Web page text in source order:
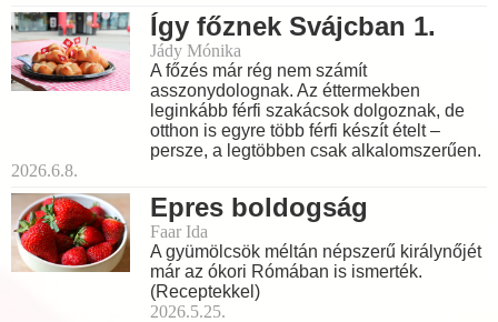
Így főznek Svájcban 1.
Jády Mónika
A főzés már rég nem számít
asszonydolognak. Az éttermekben
leginkább férfi szakácsok dolgoznak, de
otthon is egyre több férfi készít ételt –
persze, a legtöbben csak alkalomszerűen.
2026.6.8.
Epres boldogság
Faar Ida
A gyümölcsök méltán népszerű királynőjét
már az ókori Rómában is ismerték.
(Receptekkel)
2026.5.25.